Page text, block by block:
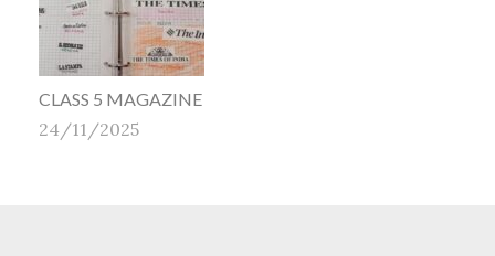
CLASS 5 MAGAZINE
24/11/2025